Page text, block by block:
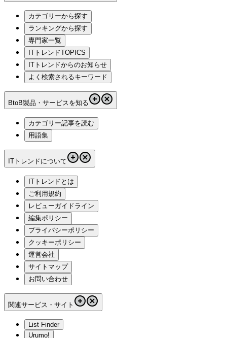
カテゴリーから探す
ランキングから探す
専門家一覧
ITトレンドTOPICS
ITトレンドからのお知らせ
よく検索されるキーワード
BtoB製品・サービスを知る
カテゴリー記事を読む
用語集
ITトレンドについて
ITトレンドとは
ご利用規約
レビューガイドライン
編集ポリシー
プライバシーポリシー
クッキーポリシー
運営会社
サイトマップ
お問い合わせ
関連サービス・サイト
List Finder
Urumo!